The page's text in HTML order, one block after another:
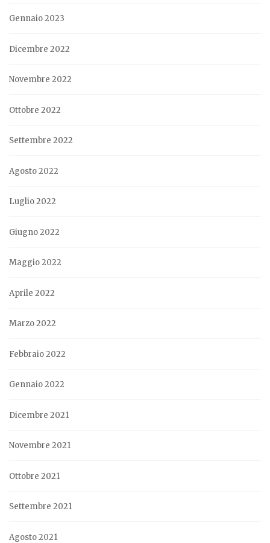
Gennaio 2023
Dicembre 2022
Novembre 2022
Ottobre 2022
Settembre 2022
Agosto 2022
Luglio 2022
Giugno 2022
Maggio 2022
Aprile 2022
Marzo 2022
Febbraio 2022
Gennaio 2022
Dicembre 2021
Novembre 2021
Ottobre 2021
Settembre 2021
Agosto 2021